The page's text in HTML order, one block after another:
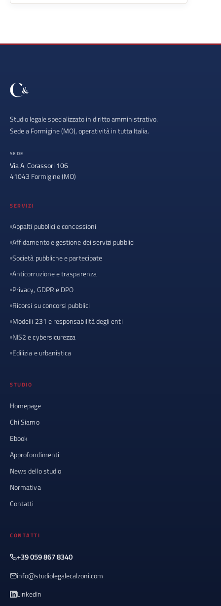
Studio legale specializzato in diritto amministrativo.
Sede a Formigine (MO), operatività in tutta Italia.
SEDE
Via A. Corassori 106
41043 Formigine (MO)
SERVIZI
Appalti pubblici e concessioni
Affidamento e gestione dei servizi pubblici
Società pubbliche e partecipate
Anticorruzione e trasparenza
Privacy, GDPR e DPO
Ricorsi su concorsi pubblici
Modelli 231 e responsabilità degli enti
NIS2 e cybersicurezza
Edilizia e urbanistica
STUDIO
Homepage
Chi Siamo
Ebook
Approfondimenti
News dello studio
Normativa
Contatti
CONTATTI
+39 059 867 8340
info@studiolegalecalzoni.com
LinkedIn